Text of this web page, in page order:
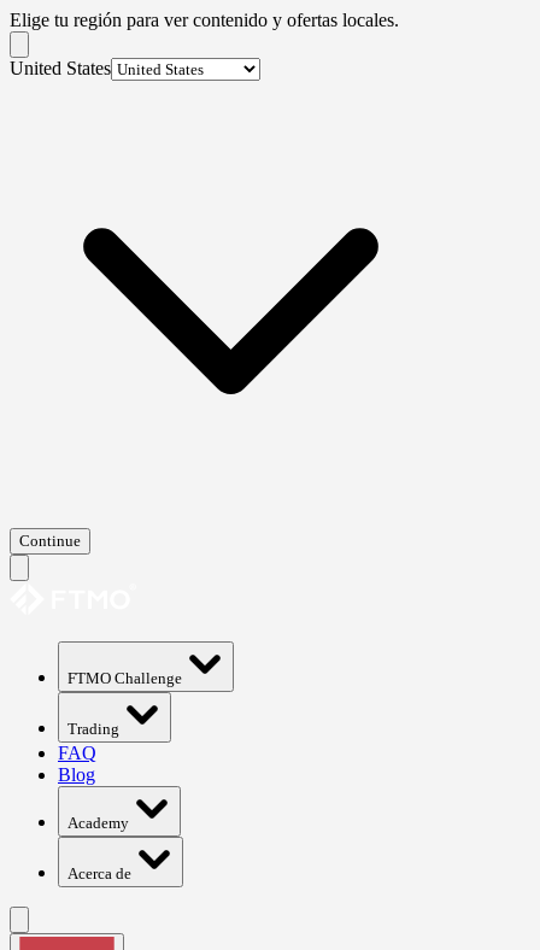
Elige tu región para ver contenido y ofertas locales.
United States
Continue
FTMO Challenge
Trading
FAQ
Blog
Academy
Acerca de